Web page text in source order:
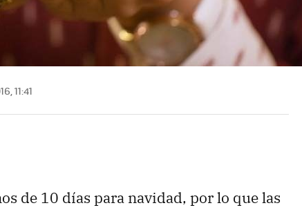
11:41
de 10 días para navidad, por lo que las